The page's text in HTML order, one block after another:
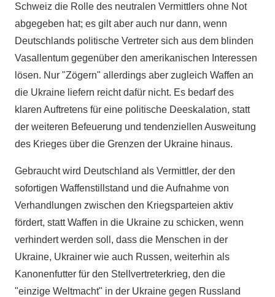
Schweiz die Rolle des neutralen Vermittlers ohne Not
abgegeben hat; es gilt aber auch nur dann, wenn
Deutschlands politische Vertreter sich aus dem blinden
Vasallentum gegenüber den amerikanischen Interessen
lösen. Nur "Zögern" allerdings aber zugleich Waffen an
die Ukraine liefern reicht dafür nicht. Es bedarf des
klaren Auftretens für eine politische Deeskalation, statt
der weiteren Befeuerung und tendenziellen Ausweitung
des Krieges über die Grenzen der Ukraine hinaus.
Gebraucht wird Deutschland als Vermittler, der den
sofortigen Waffenstillstand und die Aufnahme von
Verhandlungen zwischen den Kriegsparteien aktiv
fördert, statt Waffen in die Ukraine zu schicken, wenn
verhindert werden soll, dass die Menschen in der
Ukraine, Ukrainer wie auch Russen, weiterhin als
Kanonenfutter für den Stellvertreterkrieg, den die
"einzige Weltmacht" in der Ukraine gegen Russland